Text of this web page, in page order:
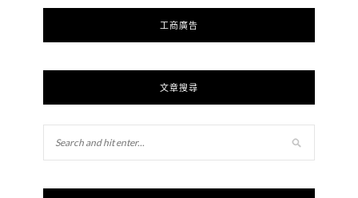
工商廣告
文章搜尋